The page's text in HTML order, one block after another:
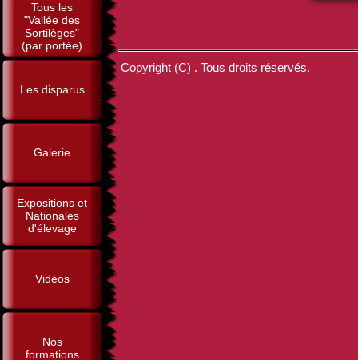
Tous les
"Vallée des
Sortilèges"
(par portée)
Les disparus
Galerie
Expositions et
Nationales
d'élevage
Vidéos
Nos
formations
Copyright (C) . Tous droits réservés.